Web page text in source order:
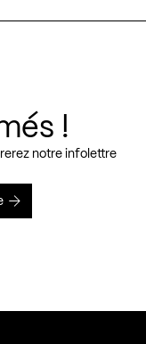
!
notre infolettre